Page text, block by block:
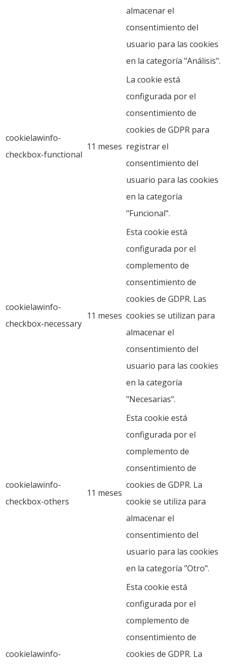
almacenar el
consentimiento del
usuario para las cookies
en la categoría "Análisis".
cookielawinfo-
checkbox-functional
11 meses
La cookie está
configurada por el
consentimiento de
cookies de GDPR para
registrar el
consentimiento del
usuario para las cookies
en la categoría
"Funcional".
cookielawinfo-
checkbox-necessary
11 meses
Esta cookie está
configurada por el
complemento de
consentimiento de
cookies de GDPR. Las
cookies se utilizan para
almacenar el
consentimiento del
usuario para las cookies
en la categoría
"Necesarias".
cookielawinfo-
checkbox-others
11 meses
Esta cookie está
configurada por el
complemento de
consentimiento de
cookies de GDPR. La
cookie se utiliza para
almacenar el
consentimiento del
usuario para las cookies
en la categoría "Otro".
cookielawinfo-
Esta cookie está
configurada por el
complemento de
consentimiento de
cookies de GDPR. La